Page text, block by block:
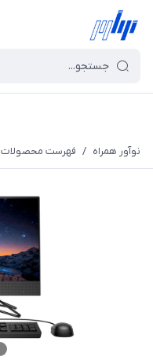
نوآور همراه / فهرست محصولات